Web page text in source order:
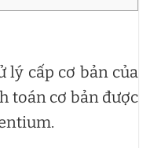
lý cấp cơ bản của
toán cơ bản được